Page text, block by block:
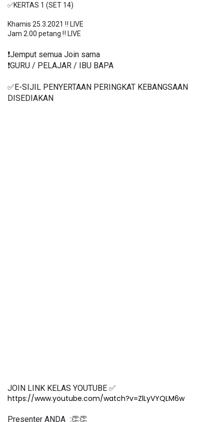
✅KERTAS 1 (SET 14)
Khamis 25.3.2021 ‼️ LIVE
❗️Jemput semua Join sama
❗️GURU / PELAJAR / IBU BAPA
✅E-SIJIL PENYERTAAN PERINGKAT KEBANGSAAN
DISEDIAKAN
JOIN LINK KELAS YOUTUBE ✅
https://www.youtube.com/watch?v=ZlLyVYQLM6w
Presenter ANDA  :👏👏